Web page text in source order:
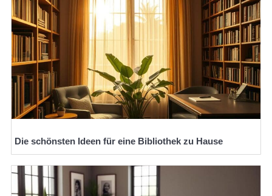
Die schönsten Ideen für eine Bibliothek zu Hause